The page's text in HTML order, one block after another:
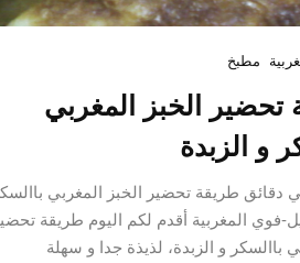
مطبخ
تحضير الخبز المغربي
و الزبدة
دقائق طريقة تحضير الخبز المغربي
فوي المغربية أقدم لكم اليوم طريقة
باالسكر و الزبدة، لذيذة جدا و سهلة